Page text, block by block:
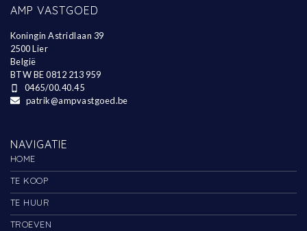
AMP VASTGOED
Koningin Astridlaan 39
2500 Lier
België
BTW BE 0812 213 959
0465/00.40.45
patrik@ampvastgoed.be
NAVIGATIE
HOME
TE KOOP
TE HUUR
TROEVEN